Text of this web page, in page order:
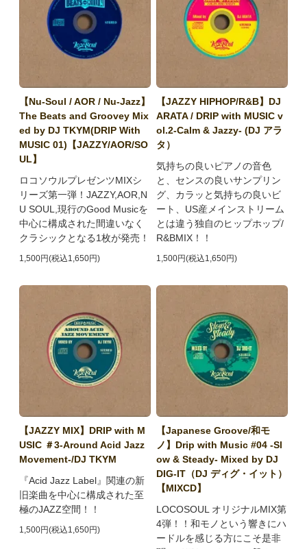
【Nu-Soul / AOR / Nu-Jazz】
The Beats and Groovey Mix
ed by DJ TKYM(DRIP With
MUSIC 01)【JAZZY/AOR/SO
UL】
ロコソウルプレゼンツMIXシ
リーズ第一弾！JAZZY,AOR,N
U SOUL,現行のGood Musicを
中心に構成された間違いなく
クラシックとなる1枚が発売！
1,500円(税込1,650円)
【JAZZY HIPHOP/R&B】DJ
ARATA / DRIP with MUSIC v
ol.2-Calm & Jazzy- (DJ アラ
タ）
気持ちの良いピアノの音色
と、センスの良いサンプリン
グ、カラッと気持ちの良いビ
ート、US産メインストリーム
とは違う独自のヒップホップ/
R&BMIX！！
1,500円(税込1,650円)
【JAZZY MIX】DRIP with M
USIC ＃3-Around Acid Jazz
Movement-/DJ TKYM
『Acid Jazz Label』関連の新
旧楽曲を中心に構成された至
極のJAZZ空間！！
1,500円(税込1,650円)
【Japanese Groove/和モ
ノ】Drip with Music #04 -Sl
ow & Steady- Mixed by DJ
DIG-IT（DJ ディグ・イット）
【MIXCD】
LOCOSOUL オリジナルMIX第
4弾！！和モノという響きにハ
ードルを感じる方にこそ是非